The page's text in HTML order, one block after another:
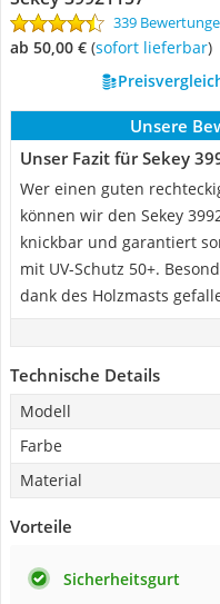
339
ab 50,00 € ( Sofort lieferbar)
Unsere
Unser Fazit für Sekey
Wer einen guten
können wir den Sekey
knickbar und garantiert
mit UV-Schutz 50+.
dank des Holzmasts
Technische Details
Modell
Farbe
Material
Vorteile
Sicherheitsgurt